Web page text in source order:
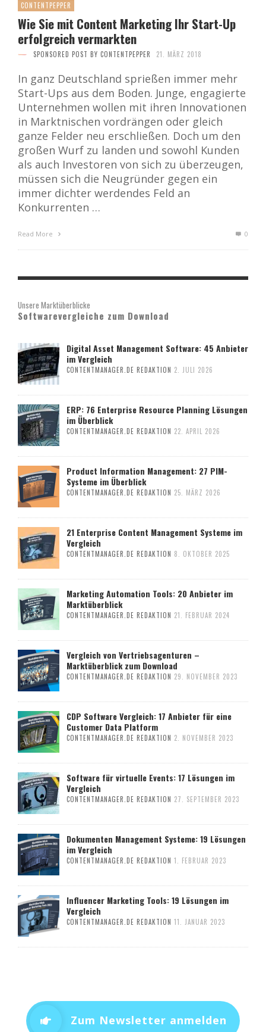
CONTENTPEPPER
Wie Sie mit Content Marketing Ihr Start-Up
erfolgreich vermarkten
SPONSORED POST BY CONTENTPEPPER 21. MÄRZ 2018
In ganz Deutschland sprießen immer mehr
Start-Ups aus dem Boden. Junge, engagierte
Unternehmen wollen mit ihren Innovationen
in Marktnischen vordrängen oder gleich
ganze Felder neu erschließen. Doch um den
großen Wurf zu landen und sowohl Kunden
als auch Investoren von sich zu überzeugen,
müssen sich die Neugründer gegen ein
immer dichter werdendes Feld an
Konkurrenten …
Read More 0
Unsere Marktüberblicke
Softwarevergleiche zum Download
Digital Asset Management Software: 45 Anbieter
im Vergleich
CONTENTMANAGER.DE REDAKTION 2. JULI 2026
ERP: 76 Enterprise Resource Planning Lösungen
im Überblick
CONTENTMANAGER.DE REDAKTION 22. APRIL 2026
Product Information Management: 27 PIM-
Systeme im Überblick
CONTENTMANAGER.DE REDAKTION 25. MÄRZ 2026
21 Enterprise Content Management Systeme im
Vergleich
CONTENTMANAGER.DE REDAKTION 8. OKTOBER 2025
Marketing Automation Tools: 20 Anbieter im
Marktüberblick
CONTENTMANAGER.DE REDAKTION 21. FEBRUAR 2024
Vergleich von Vertriebsagenturen –
Marktüberblick zum Download
CONTENTMANAGER.DE REDAKTION 29. NOVEMBER 2023
CDP Software Vergleich: 17 Anbieter für eine
Customer Data Platform
CONTENTMANAGER.DE REDAKTION 2. NOVEMBER 2023
Software für virtuelle Events: 17 Lösungen im
Vergleich
CONTENTMANAGER.DE REDAKTION 27. SEPTEMBER 2023
Dokumenten Management Systeme: 19 Lösungen
im Vergleich
CONTENTMANAGER.DE REDAKTION 1. FEBRUAR 2023
Influencer Marketing Tools: 19 Lösungen im
Vergleich
CONTENTMANAGER.DE REDAKTION 11. JANUAR 2023
Zum Newsletter anmelden